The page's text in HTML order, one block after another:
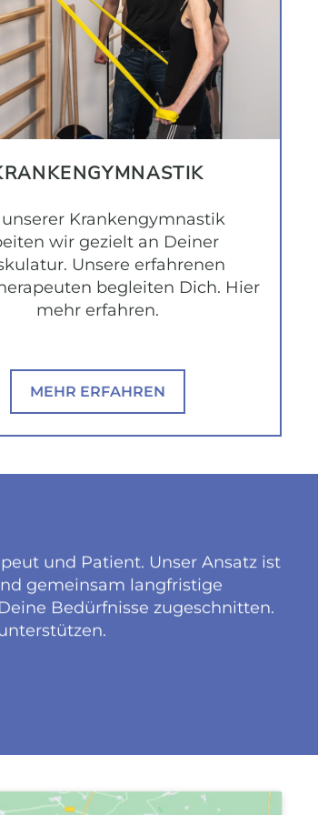
unserer Krankengymnastik
wir gezielt an Deiner
Unsere erfahrenen
begleiten Dich. Hier
mehr erfahren.
MEHR ERFAHREN
und Patient. Unser Ansatz ist
gemeinsam langfristige
Bedürfnisse zugeschnitten.